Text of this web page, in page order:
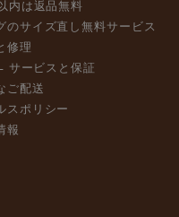
内は返品無料
のサイズ直し無料サービス
修理
サービスと保証
ご配送
スポリシー
報